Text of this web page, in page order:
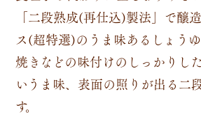
「二段熟成(再仕込)製法」で醸
ス(超特選)のうま味あるしょう
焼きなどの味付けのしっかりし
いうま味、表面の照りが出る二
す。